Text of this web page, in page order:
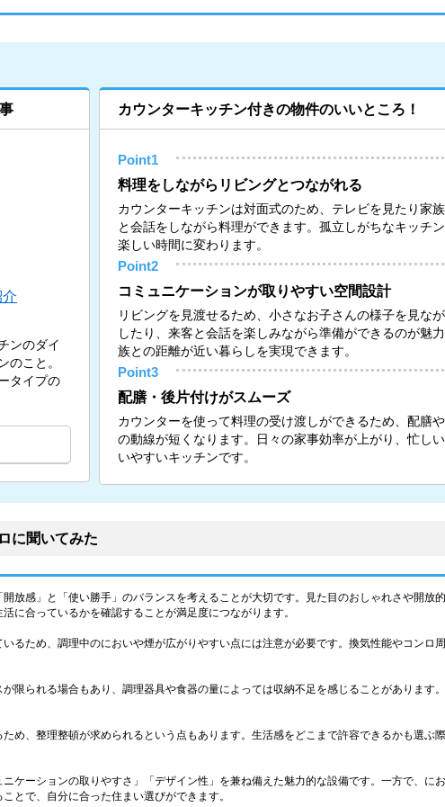
ンのダイ
のこと。
タイプの
カウンターキッチン付きの物件のいいところ！
Point1
料理をしながらリビングとつながれる
カウンターキッチンは対面式のため、テレビを見たり家
と会話をしながら料理ができます。孤立しがちなキッチン
楽しい時間に変わります。
Point2
コミュニケーションが取りやすい空間設計
リビングを見渡せるため、小さなお子さんの様子を見な
したり、来客と会話を楽しみながら準備ができるのが魅
族との距離が近い暮らしを実現できます。
Point3
配膳・後片付けがスムーズ
カウンターを使って料理の受け渡しができるため、配膳
の動線が短くなります。日々の家事効率が上がり、忙し
いやすいキッチンです。
に聞いてみた
放感」と「使い勝手」のバランスを考えることが大切です。見た目のおしゃれさや開放
に合っているかを確認することが満足度につながります。
るため、調理中のにおいや煙が広がりやすい点には注意が必要です。換気性能やコンロ
限られる場合もあり、調理器具や食器の量によっては収納不足を感じることがあります
め、整理整頓が求められるという点もあります。生活感をどこまで許容できるかも選ぶ
ケーションの取りやすさ」「デザイン性」を兼ね備えた魅力的な設備です。一方で、に
とで、自分に合った住まい選びができます。